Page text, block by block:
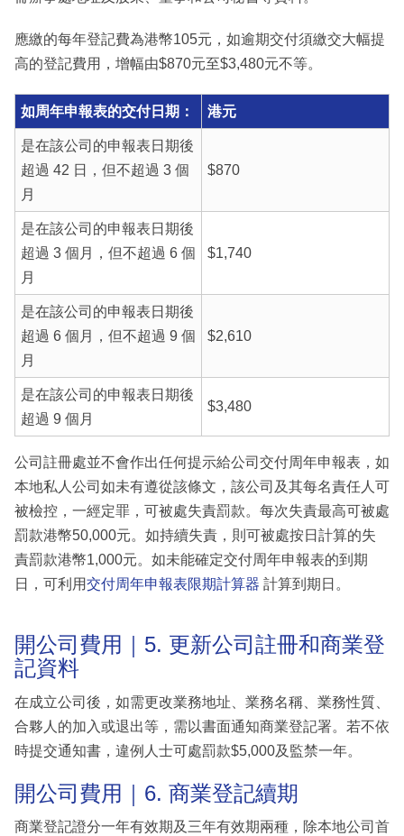
應繳的每年登記費為港幣105元，如逾期交付須繳交大幅提
高的登記費用，增幅由$870元至$3,480元不等。
如周年申報表的交付日期： 港元
是在該公司的申報表日期後
超過 42 日，但不超過 3 個
月
$870
是在該公司的申報表日期後
超過 3 個月，但不超過 6 個
月
$1,740
是在該公司的申報表日期後
超過 6 個月，但不超過 9 個
月
$2,610
是在該公司的申報表日期後
超過 9 個月
$3,480
公司註冊處並不會作出任何提示給公司交付周年申報表，如
本地私人公司如未有遵從該條文，該公司及其每名責任人可
被檢控，一經定罪，可被處失責罰款。每次失責最高可被處
罰款港幣50,000元。如持續失責，則可被處按日計算的失
責罰款港幣1,000元。如未能確定交付周年申報表的到期
日，可利用交付周年申報表限期計算器 計算到期日。
開公司費用｜5. 更新公司註冊和商業登
記資料
在成立公司後，如需更改業務地址、業務名稱、業務性質、
合夥人的加入或退出等，需以書面通知商業登記署。若不依
時提交通知書，違例人士可處罰款$5,000及監禁一年。
開公司費用｜6. 商業登記續期
商業登記證分一年有效期及三年有效期兩種，除本地公司首